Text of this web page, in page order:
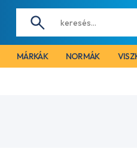
MÁRKÁK NORMÁK